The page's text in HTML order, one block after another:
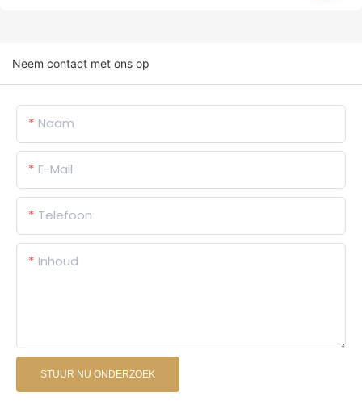
Neem contact met ons op
Naam
E-Mail
Telefoon
Inhoud
STUUR NU ONDERZOEK